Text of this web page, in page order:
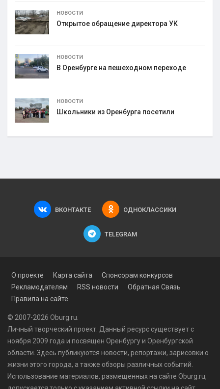
НОВОСТИ
Открытое обращение директора УК
НОВОСТИ
В Оренбурге на пешеходном переходе
НОВОСТИ
Школьники из Оренбурга посетили
ВКОНТАКТЕ ОДНОКЛАССИКИ
TELEGRAM
О проекте Карта сайта
Спонсорам конкурсов
Рекламодателям
RSS новости
Обратная Связь
Правила на сайте
© 2007-2026 Oburg.ru.
Личный творческий проект. Данный ресурс существует с
ноября 2009 года и посвящен Оренбургу и Оренбургской
области. Здесь публикуются новости, репортажи, зарисовки о
жизни этого города, а также обзоры различных событий.
Использование материалов, размещенных на сайте Oburg.ru,